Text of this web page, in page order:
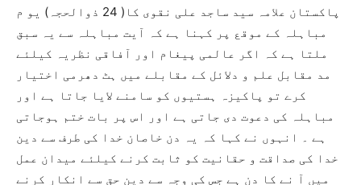
پاکستان علامہ سید ساجد علی نقوی کا( 24 ذوالحجہ) یو م
مباہلہ کے موقع پر کہنا ہے کہ آیت مباہلہ سے یہ سبق
ملتا ہے کہ اگر عالمی پیغام اور آفاقی نظریہ کیلئے
مد مقابل علم و دلائل کے مقابلے میں ہٹ دھرمی اختیار
کرے تو پاکیزہ ہستیوں کو سامنے لایا جاتا ہے اور
مباہلہ کی دعوت دی جاتی ہے اور اس پر بات ختم ہوجاتی
ہے ۔ انہوں نے کہا کہ یہ دن خاصان خدا کی طرف سے دین
خدا کی صداقت و حقانیت کو ثابت کرنے کیلئے میدان عمل
میں آ نے کا دن ہے جس کی وجہ سے دین حق سے انکار کرنے